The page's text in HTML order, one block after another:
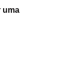
uma